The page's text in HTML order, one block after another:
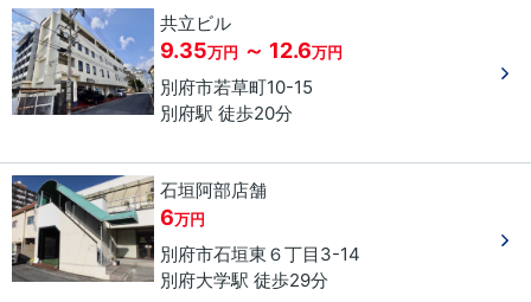
共立ビル
9.35万円 ～ 12.6万円
別府市若草町10-15
別府駅 徒歩20分
石垣阿部店舗
6万円
別府市石垣東 ６丁目 3-14
別府大学駅 徒歩29分